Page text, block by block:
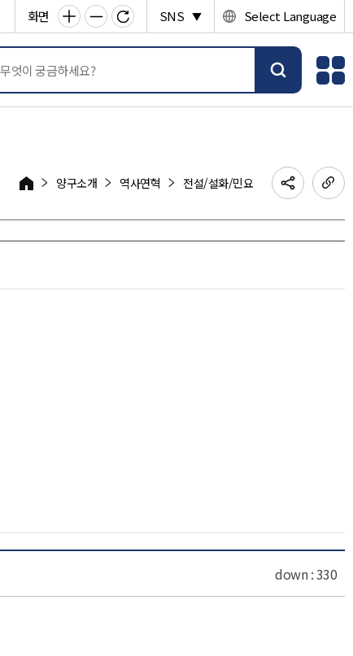
화면 SNS ▼ Select Language
양구소개 역사연혁 전설/설화/민요
down :330